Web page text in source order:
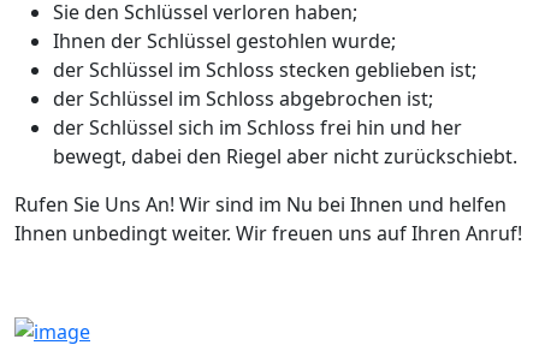
Sie den Schlüssel verloren haben;
Ihnen der Schlüssel gestohlen wurde;
der Schlüssel im Schloss stecken geblieben ist;
der Schlüssel im Schloss abgebrochen ist;
der Schlüssel sich im Schloss frei hin und her
bewegt, dabei den Riegel aber nicht zurückschiebt.
Rufen Sie Uns An! Wir sind im Nu bei Ihnen und helfen
Ihnen unbedingt weiter. Wir freuen uns auf Ihren Anruf!